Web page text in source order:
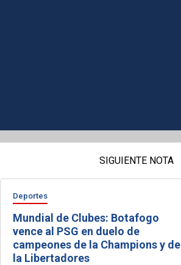
SIGUIENTE NOTA
Deportes
Mundial de Clubes: Botafogo
vence al PSG en duelo de
campeones de la Champions y de
la Libertadores